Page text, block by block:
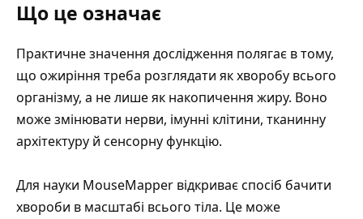
Що це означає
Практичне значення дослідження полягає в тому,
що ожиріння треба розглядати як хворобу всього
організму, а не лише як накопичення жиру. Воно
може змінювати нерви, імунні клітини, тканинну
архітектуру й сенсорну функцію.
Для науки MouseMapper відкриває спосіб бачити
хвороби в масштабі всього тіла. Це може